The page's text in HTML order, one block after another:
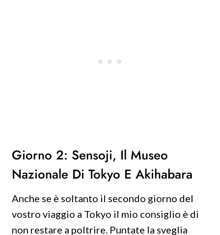
Giorno 2: Sensoji, Il Museo
Nazionale Di Tokyo E Akihabara
Anche se è soltanto il secondo giorno del
vostro viaggio a Tokyo il mio consiglio è di
non restare a poltrire. Puntate la sveglia